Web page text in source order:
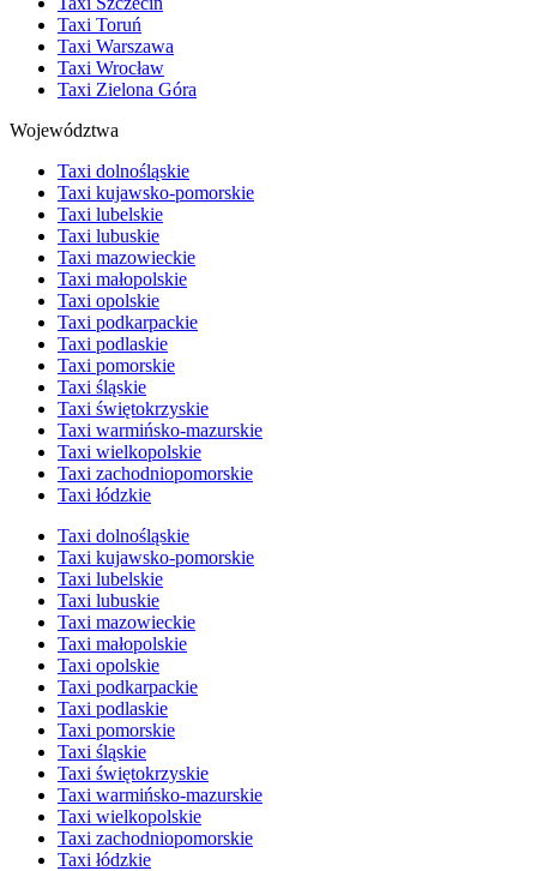
Taxi Toruń
Taxi Warszawa
Taxi Wrocław
Taxi Zielona Góra
Województwa
Taxi dolnośląskie
Taxi kujawsko-pomorskie
Taxi lubelskie
Taxi lubuskie
Taxi mazowieckie
Taxi małopolskie
Taxi opolskie
Taxi podkarpackie
Taxi podlaskie
Taxi pomorskie
Taxi śląskie
Taxi świętokrzyskie
Taxi warmińsko-mazurskie
Taxi wielkopolskie
Taxi zachodniopomorskie
Taxi łódzkie
Taxi dolnośląskie
Taxi kujawsko-pomorskie
Taxi lubelskie
Taxi lubuskie
Taxi mazowieckie
Taxi małopolskie
Taxi opolskie
Taxi podkarpackie
Taxi podlaskie
Taxi pomorskie
Taxi śląskie
Taxi świętokrzyskie
Taxi warmińsko-mazurskie
Taxi wielkopolskie
Taxi zachodniopomorskie
Taxi łódzkie